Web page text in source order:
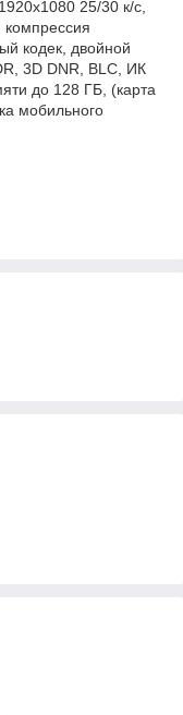
25/30 к/с,
кодек, двойной
3D DNR, BLC, ИК
до 128 ГБ, (карта
мобильного
cloud P2P,